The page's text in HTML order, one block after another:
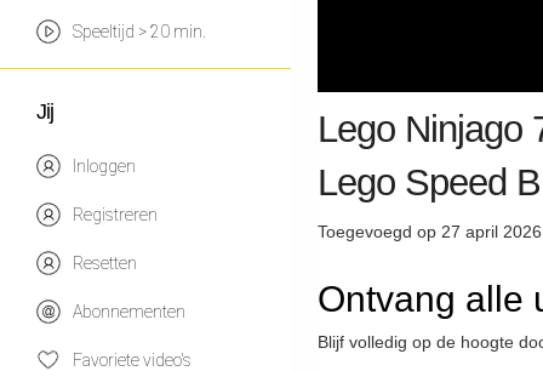
Speeltijd > 20 min.
Jij
Inloggen
Registreren
Resetten
Abonnementen
Favoriete video's
Lego Ninjago
Lego Speed
Toegevoegd op 27 april
Ontvang alle
Blijf volledig op de hoogte